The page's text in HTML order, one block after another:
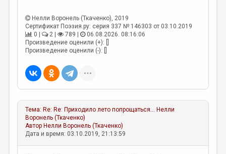
СТРАНИЦЫ ПАМЯТИ
ОБЪЯВЛЕНИЯ
РЕДКОЛЛЕГИЯ
МАЛАЯ ПРОЗА
ЭССЕИСТИКА
ЛИТЕРАТУРОВЕДЕНИЕ
Нелли Воронель (Ткаченко), 2019
Сертификат Поэзия.ру: серия 337 № 146303 от 03.10.2019
0 |
2 | 789 |
06.08.2026. 08:16:06
Произведение оценили (+): []
Произведение оценили (-): []
Тема: Re: Re: Приходило лето попрощаться... Нелли
Воронель (Ткаченко)
Автор Нелли Воронель (Ткаченко)
Дата и время: 03.10.2019, 21:13:59